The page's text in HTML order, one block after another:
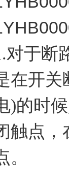
对于断
在开关
)的时
触点，
。